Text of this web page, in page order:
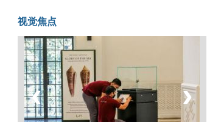
链解析视觉焦点
‹ ›